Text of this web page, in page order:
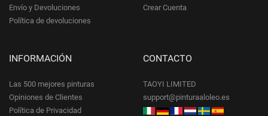
Envío y Devoluciones
Política de devoluciones
Crear Cuenta
INFORMACIÓN
Las 500 mejores pinturas
Opiniones de Clientes
Política de Privacidad
CONTACTO
TAOYI LIMITED
support@pinturaaloleo.es